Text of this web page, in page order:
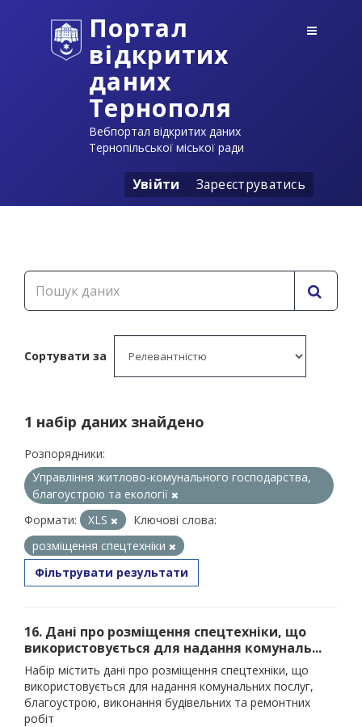
Портал
відкритих
даних
Тернополя
Вебпортал відкритих даних
Тернопільської міської ради
Увійти Зареєструватись
Сортувати за
1 набір даних знайдено
Розпорядники:
Управління житлово-комунального господарства,
благоустрою та екології
Формати:
XLS
Ключові слова:
розміщення спецтехніки
Фільтрувати результати
16. Дані про розміщення спецтехніки, що
використовується для надання комуналь...
Набір містить дані про розміщення спецтехніки, що
використовується для надання комунальних послуг,
благоустрою, виконання будівельних та ремонтних
робіт